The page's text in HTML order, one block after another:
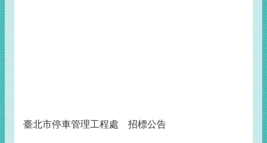
臺北市停車管理工程處 招標公告